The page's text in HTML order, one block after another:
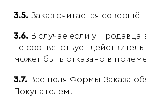
3.5. Заказ считается
3.6. В случае если у
не соответствует
может быть отказано в
3.7. Все поля Формы Заказа
Покупателем.